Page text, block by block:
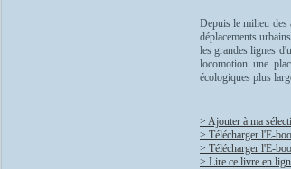
Depuis le milieu des
déplacements
les grandes lignes
locomotion une
écologiques plus
> Ajouter à ma
> Télécharger l'E-
> Télécharger l'E-
> Lire ce livre en